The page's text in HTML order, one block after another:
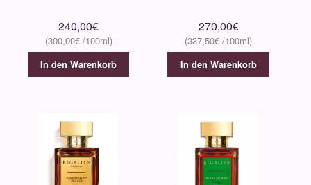
New Notes
Pana Dora
Olfactive Studio
240,00€
300,00€
In den Warenkorb
270,00€
337,50€
In den Warenkorb